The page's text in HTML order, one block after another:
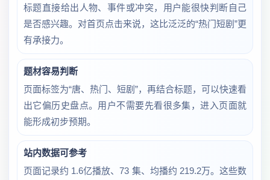
标题直接给出人物、事件或冲突，用户能很快判断自己
是否感兴趣。对首页点击来说，这比泛泛的“热门短剧”更
有承接力。
题材容易判断
页面标签为“唐、热门、短剧”，再结合标题，可以快速看
出它偏历史盘点。用户不需要先看很多集，进入页面就
能形成初步预期。
站内数据可参考
页面记录约 1.6亿播放、73 集、均播约 219.2万。这些数